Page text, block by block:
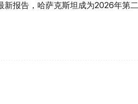
报告，哈萨克斯坦成为2026年第二